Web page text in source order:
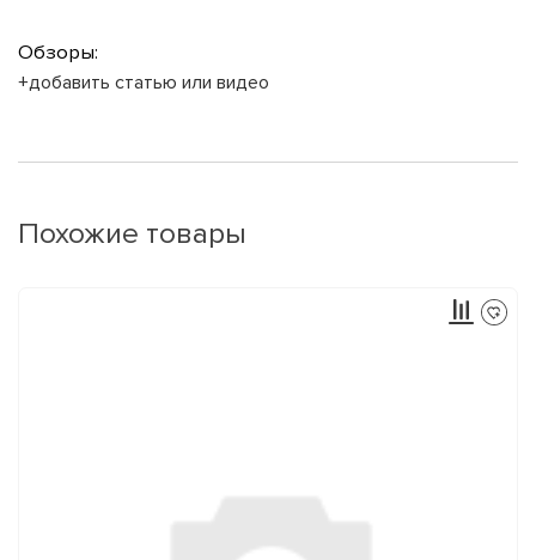
Обзоры:
+добавить статью или видео
Похожие товары